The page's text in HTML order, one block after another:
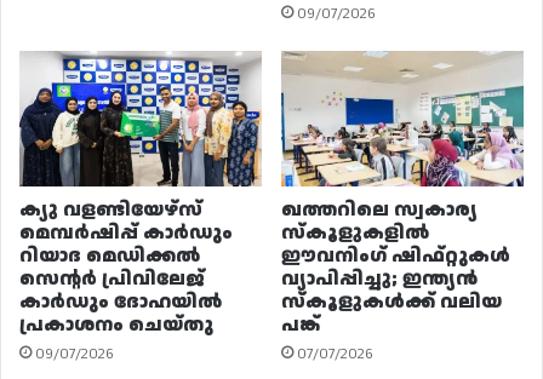
09/07/2026
ക്യു വളണ്ടിയേഴ്‌സ്
മെമ്പർഷിപ്പ് കാർഡും
റിയാദ മെഡിക്കൽ
സെന്റർ പ്രിവിലേജ്
കാർഡും ദോഹയിൽ
പ്രകാശനം ചെയ്തു
09/07/2026
ഖത്തറിലെ സ്വകാര്യ
സ്കൂളുകളിൽ
ഈവനിംഗ് ഷിഫ്റ്റുകൾ
വ്യാപിപ്പിച്ചു; ഇന്ത്യൻ
സ്കൂളുകൾക്ക് വലിയ
പങ്ക്
07/07/2026